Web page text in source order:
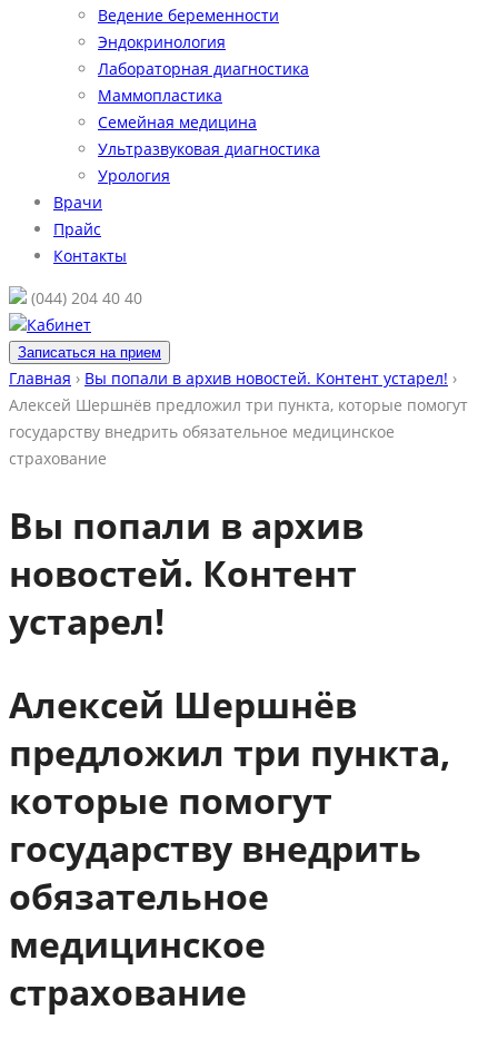
Ведение беременности
Эндокринология
Лабораторная диагностика
Маммопластика
Семейная медицина
Ультразвуковая диагностика
Урология
Врачи
Прайс
Контакты
(044) 204 40 40
Кабинет
Записаться на прием
Главная › Вы попали в архив новостей. Контент устарел! ›
Алексей Шершнёв предложил три пункта, которые помогут
государству внедрить обязательное медицинское
страхование
Вы попали в архив
новостей. Контент
устарел!
Алексей Шершнёв
предложил три пункта,
которые помогут
государству внедрить
обязательное
медицинское
страхование